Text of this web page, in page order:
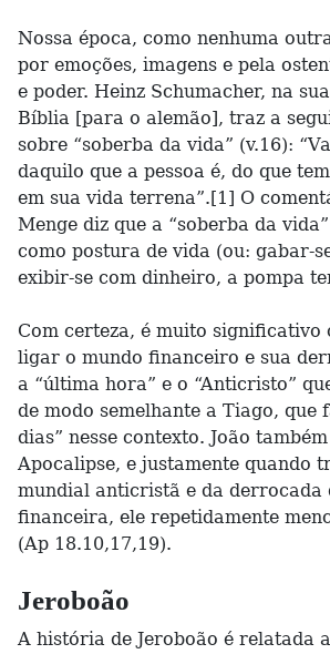
Nossa época, como nenhuma
por emoções, imagens e pela
e poder. Heinz Schumacher, na
Bíblia [para o alemão], traz a
sobre “soberba da vida” (v.16):
daquilo que a pessoa é, do que
em sua vida terrena”.[1] O
Menge diz que a “soberba da
como postura de vida (ou: gabar-
exibir-se com dinheiro, a pompa
Com certeza, é muito significativo
ligar o mundo financeiro e sua
a “última hora” e o “Anticristo”
de modo semelhante a Tiago, que
dias” nesse contexto. João
Apocalipse, e justamente quando
mundial anticristã e da derrocada
financeira, ele repetidamente
(Ap 18.10,17,19).
Jeroboão
A história de Jeroboão é relatada